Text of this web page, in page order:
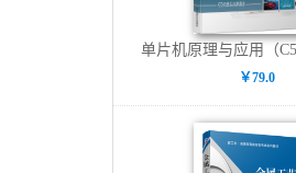
￥79.0